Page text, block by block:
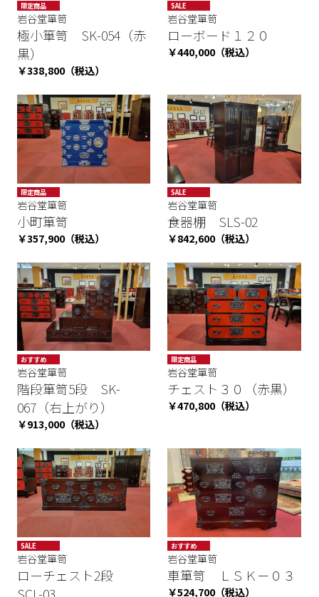
限定商品
岩谷堂箪笥
極小箪笥 SK-054（赤
黒）
￥338,800（税込）
SALE
岩谷堂箪笥
ローボード１２０
￥440,000（税込）
限定商品
岩谷堂箪笥
小町箪笥
￥357,900（税込）
SALE
岩谷堂箪笥
食器棚 SLS-02
￥842,600（税込）
おすすめ
岩谷堂箪笥
階段箪笥5段 SK-
067（右上がり）
￥913,000（税込）
限定商品
岩谷堂箪笥
チェスト３０（赤黒）
￥470,800（税込）
SALE
岩谷堂箪笥
ローチェスト2段
おすすめ
SALE
岩谷堂箪笥
車箪笥 ＬＳＫ－０３
￥524,700（税込）